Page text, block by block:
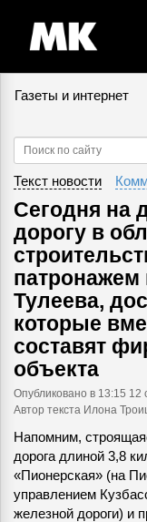
Газеты и интернет
Текст новости
Сегодня на
дорогу в
патронажем
Тулеева,
которые
составят
объекта
Опубликовано в 13:15 12
Автор текста Илона
Напомним,
дорога длиной 3,8
«Пионерская» (на
управлением
железной дороги) и